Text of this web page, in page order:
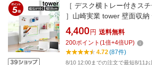
［ デスク横トレー付きス
］山崎実業 tower 壁面収納
ト収納 メモボード プリン
磁石 壁面 ボード 収納 学校
ション 机 北欧 おしゃれ
ク ホワイト 10066 10067
4,400 円 送料無料
200ポイント (1倍+4倍UP)
4.72(87件)
8/10 12:00までの注文で最短8/11お